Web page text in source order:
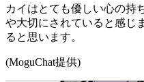
カイはとても優しい心の持
や大切にされていると感じ
ると思います。
(MoguChat提供)